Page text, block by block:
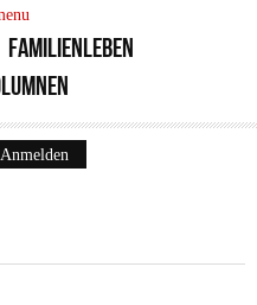
FAMILIENLEBEN
Anmelden